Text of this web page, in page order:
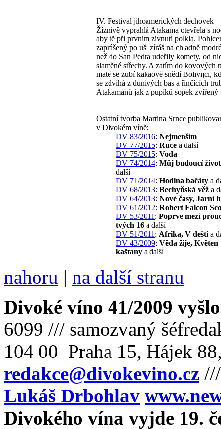
IV. Festival jihoamerických dechovek
Žíznivě vyprahlá Atakama otevřela s
aby tě při prvním zívnutí polkla.
zaprášený po uši zíráš na chladně
než do San Pedra udeřily komety, od
slaměné střechy. A zatím do kovových
maté se zubí kakaově snědí Bolivijci,
se zdvihá z dunivých bas a řinčících
Atakamanů jak z pupíků sopek zvířený
Ostatní tvorba Martina Srnce
v Divokém víně:
DV 83/2016: Nejmenším
DV 77/2015: Ruce a další
DV 75/2015: Voda
DV 74/2014: Můj budoucí
další
DV 71/2014: Hodina bačáty a
DV 68/2013: Bechyňská věž a
DV 64/2013: Nové časy, Jarní
DV 61/2012: Robert Falcon
DV 53/2011 : Poprvé mezi
tvých 16 a další
DV 51/2011 : Afrika, V dešti a
DV 43/2009: Věda žije, Květen
kaštany a další
nahoru | na další stranu
Divoké víno 41/2009
6099 /// samozvaný
104 00 Praha 15, Hájek
redakce@divokevino.cz
Lukáš Drbohlav
Divokého vína vyjde 19.